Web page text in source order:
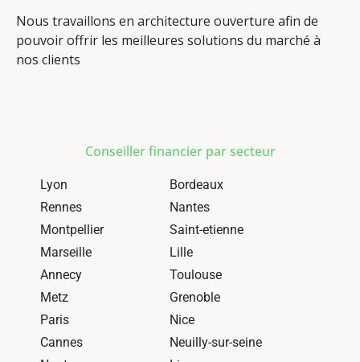
Nous travaillons en architecture ouverture afin de
pouvoir offrir les meilleures solutions du marché à
nos clients
Conseiller financier par secteur
Lyon
Bordeaux
Rennes
Nantes
Montpellier
Saint-etienne
Marseille
Lille
Annecy
Toulouse
Metz
Grenoble
Paris
Nice
Cannes
Neuilly-sur-seine